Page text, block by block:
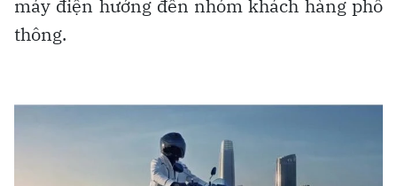
máy điện hướng đến nhóm khách hàng phổ
thông.